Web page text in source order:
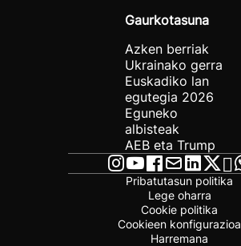
Gaurkotasuna
Azken berriak
Ukrainako gerra
Euskadiko lan
egutegia 2026
Eguneko
albisteak
AEB eta Trump
Pribatutasun politika
Lege oharra
Cookie politika
Cookieen konfigurazioa
Harremana